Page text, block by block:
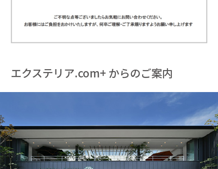
エクステリア.com+ からのご案内